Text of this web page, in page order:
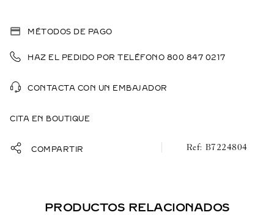
MÉTODOS DE PAGO
HAZ EL PEDIDO POR TELÉFONO 800 847 0217
CONTACTA CON UN EMBAJADOR
CITA EN BOUTIQUE
COMPARTIR B7224804
PRODUCTOS RELACIONADOS